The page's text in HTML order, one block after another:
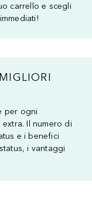
carrello e scegli
per ogni
Il numero di
e i benefici
i vantaggi